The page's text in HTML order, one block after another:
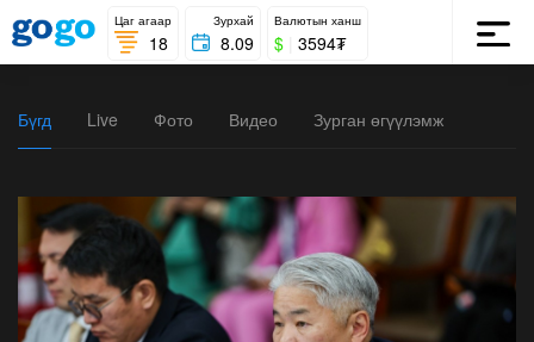
Цаг агаар
18
Зурхай
8.09
Валютын ханш
$ 3594₮
Бүгд Live Фото Видео Зурган өгүүлэмж